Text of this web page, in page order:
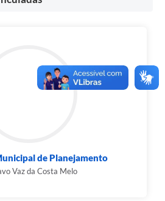
de Planejamento
Vaz da Costa Melo